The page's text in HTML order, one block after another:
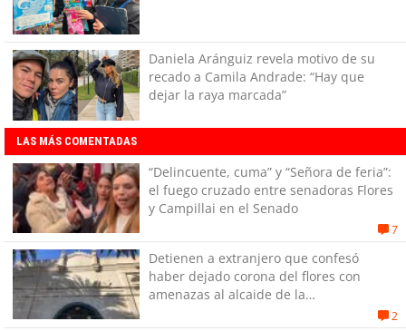
Daniela Aránguiz revela motivo de su
recado a Camila Andrade: “Hay que
dejar la raya marcada”
LAS MÁS COMENTADAS
“Delincuente, cuma” y “Señora de feria”:
el fuego cruzado entre senadoras Flores
y Campillai en el Senado
7
Detienen a extranjero que confesó
haber dejado corona del flores con
amenazas al alcaide de la
2